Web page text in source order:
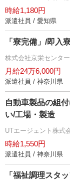
時給1,180円
派遣社員 / 愛知県
「寮完備」/即入
株式会社京栄センター
月給24万6,000円
派遣社員 / 神奈川県
自動車製品の組
い/工場・製造
UTエージェント株式
時給1,550円
派遣社員 / 神奈川県
「福祉調理スタ